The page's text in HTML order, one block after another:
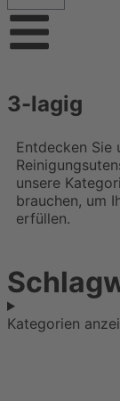
3-lagig
Entdecken Sie
unsere
brauchen, um
erfüllen.
Kategorien